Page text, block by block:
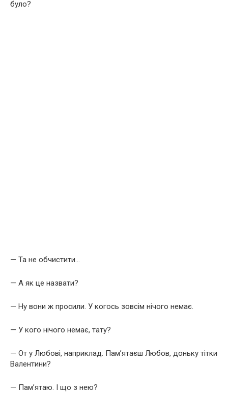
було?
— Та не обчистити…
— А як це назвати?
— Ну вони ж просили. У когось зовсім нічого немає.
— У кого нічого немає, тату?
— От у Любові, наприклад. Пам’ятаєш Любов, доньку тітки
Валентини?
— Пам’ятаю. І що з нею?